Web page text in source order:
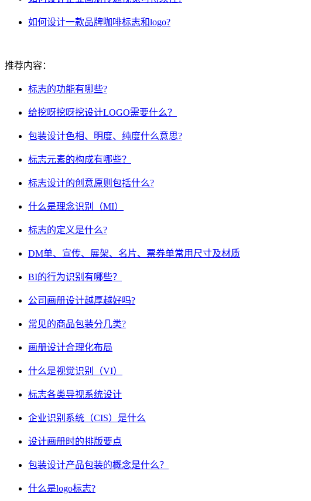
如何设计一款品牌咖啡标志和logo?
推荐内容：
标志的功能有哪些?
给挖呀挖呀挖设计LOGO需要什么？
包装设计色相、明度、纯度什么意思?
标志元素的构成有哪些？
标志设计的创意原则包括什么?
什么是理念识别（MI）
标志的定义是什么?
DM单、宣传、展架、名片、票券单常用尺寸及材质
BI的行为识别有哪些？
公司画册设计越厚越好吗?
常见的商品包装分几类?
画册设计合理化布局
什么是视觉识别（VI）
标志各类导视系统设计
企业识别系统（CIS）是什么
设计画册时的排版要点
包装设计产品包装的概念是什么？
什么是logo标志?